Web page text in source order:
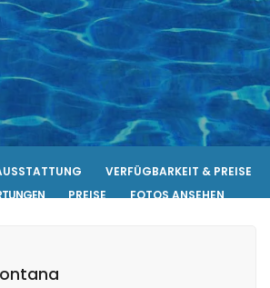
VERFÜGBARKEIT & PREISE
PREISE
FOTOS ANSEHEN